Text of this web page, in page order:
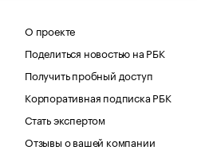
О проекте
Поделиться новостью на РБК
Получить пробный доступ
Корпоративная подписка РБК
Стать экспертом
Отзывы о вашей компании